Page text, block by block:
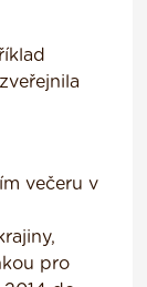
večeru v
pro